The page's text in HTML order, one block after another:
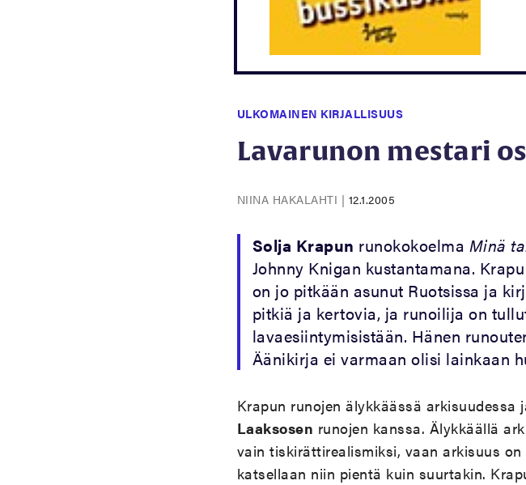
ULKOMAINEN KIRJALLISUUS
Lavarunon mestari
NIINA HAKALAHTI | 12.1.2005
Solja Krapun runokokoelma Minä
Johnny Knigan kustantamana.
on jo pitkään asunut Ruotsissa ja
pitkiä ja kertovia, ja runoilija on
lavaesiintymisistään. Hänen
Äänikirja ei varmaan olisi lainkaan
Krapun runojen älykkäässä
Laaksosen runojen kanssa. Älykkäällä
vain tiskirättirealismiksi, vaan arkisuus
katsellaan niin pientä kuin suurtakin.